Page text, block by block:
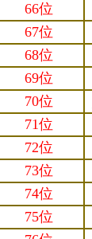
66位
67位
68位
69位
70位
71位
72位
73位
74位
75位